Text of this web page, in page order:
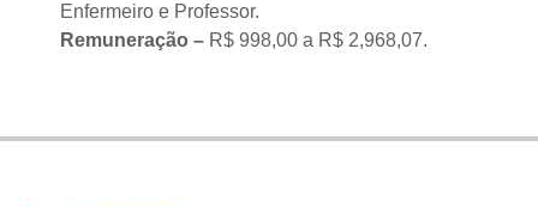
Enfermeiro e Professor.
Remuneração – R$ 998,00 a R$ 2,968,07.